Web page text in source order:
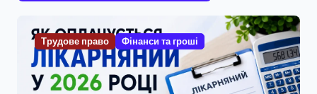
Трудове право Фінанси та гроші